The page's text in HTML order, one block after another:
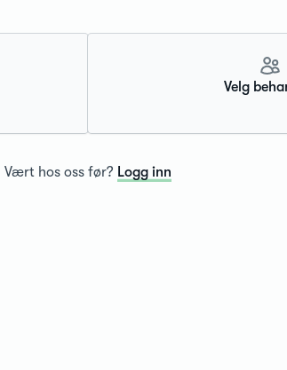
Velg
Vært hos oss før? Logg inn